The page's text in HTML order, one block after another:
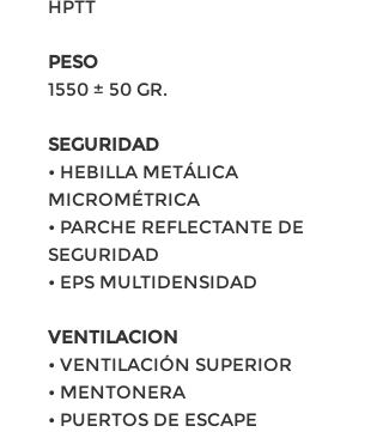
HPTT
PESO
1550 ± 50 GR.
SEGURIDAD
• HEBILLA METÁLICA
MICROMÉTRICA
• PARCHE REFLECTANTE DE
SEGURIDAD
• EPS MULTIDENSIDAD
VENTILACION
• VENTILACIÓN SUPERIOR
• MENTONERA
• PUERTOS DE ESCAPE